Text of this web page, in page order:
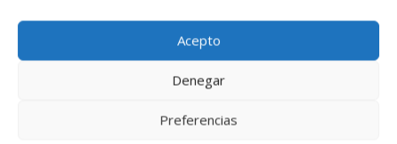
Acepto
Denegar
Preferencias